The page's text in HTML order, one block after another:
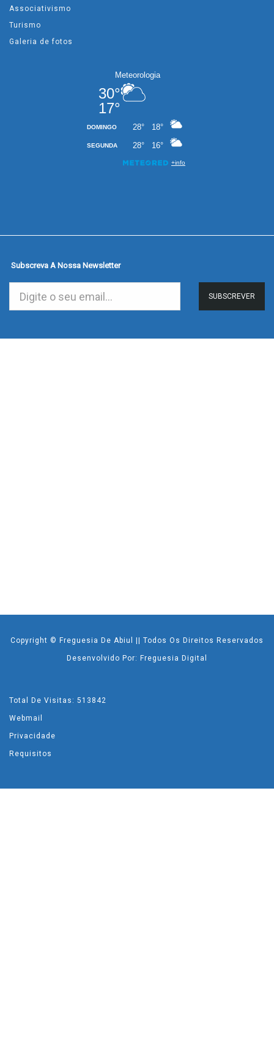
Associativismo
Turismo
Galeria de fotos
Subscreva A Nossa Newsletter
SUBSCREVER
Copyright © Freguesia De Abiul || Todos Os Direitos Reservados
Desenvolvido Por: Freguesia Digital
Total De Visitas: 513842
Webmail
Privacidade
Requisitos